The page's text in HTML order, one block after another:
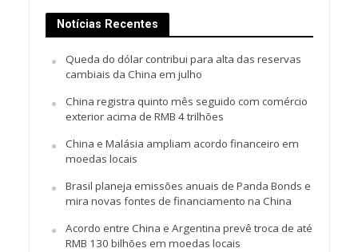
Notícias Recentes
Queda do dólar contribui para alta das reservas
cambiais da China em julho
China registra quinto mês seguido com comércio
exterior acima de RMB 4 trilhões
China e Malásia ampliam acordo financeiro em
moedas locais
Brasil planeja emissões anuais de Panda Bonds e
mira novas fontes de financiamento na China
Acordo entre China e Argentina prevê troca de até
RMB 130 bilhões em moedas locais